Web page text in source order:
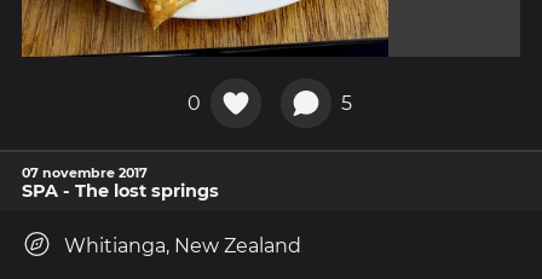
0 5
07 novembre 2017
SPA - The lost springs
Whitianga, New Zealand